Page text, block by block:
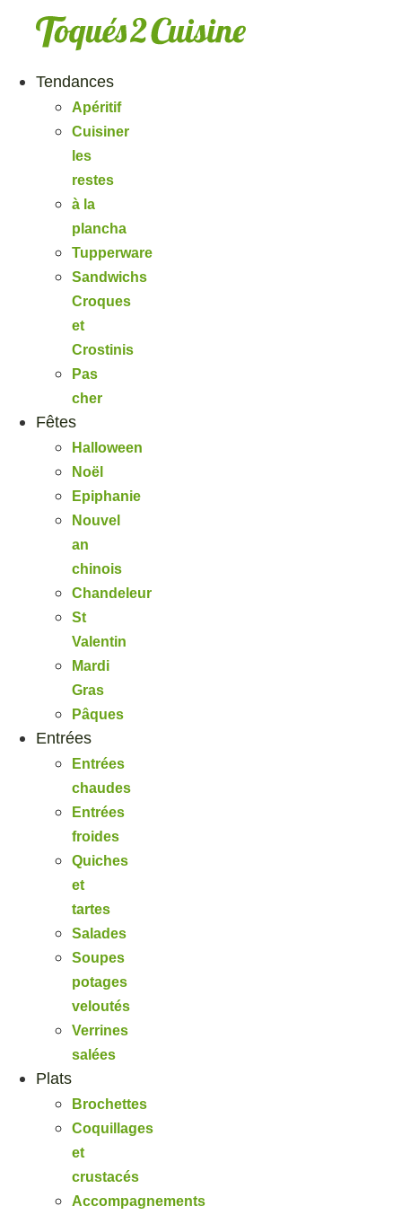
Tendances
Apéritif
Cuisiner
les
restes
à la
plancha
Tupperware
Sandwichs
Croques
et
Crostinis
Pas
cher
Fêtes
Halloween
Noël
Epiphanie
Nouvel
an
chinois
Chandeleur
St
Valentin
Mardi
Gras
Pâques
Entrées
Entrées
chaudes
Entrées
froides
Quiches
et
tartes
Salades
Soupes
potages
veloutés
Verrines
salées
Plats
Brochettes
Coquillages
et
crustacés
Accompagnements